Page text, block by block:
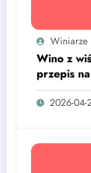
Winiarze
Wino z
przepis
sekret
2026-04-